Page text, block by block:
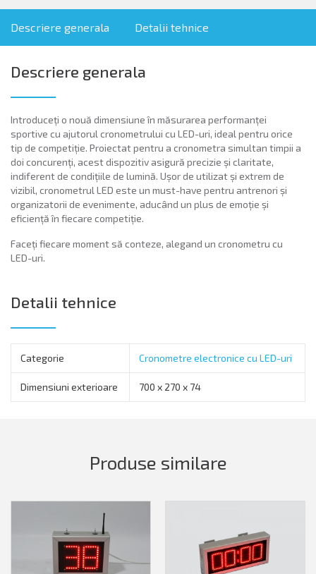
Descriere generala Detalii tehnice
Descriere generala
Introduceți o nouă dimensiune în măsurarea performanței
sportive cu ajutorul cronometrului cu LED-uri, ideal pentru orice
tip de competiție. Proiectat pentru a cronometra simultan timpii a
doi concurenți, acest dispozitiv asigură precizie și claritate,
indiferent de condițiile de lumină. Ușor de utilizat și extrem de
vizibil, cronometrul LED este un must-have pentru antrenori și
organizatorii de evenimente, aducând un plus de emoție și
eficiență în fiecare competiție.
Faceți fiecare moment să conteze, alegand un cronometru cu
LED-uri.
Detalii tehnice
Categorie Cronometre electronice cu LED-uri
Dimensiuni exterioare 700 x 270 x 74
Produse similare